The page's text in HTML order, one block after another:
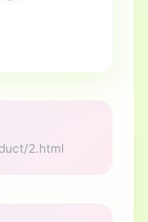
2.html